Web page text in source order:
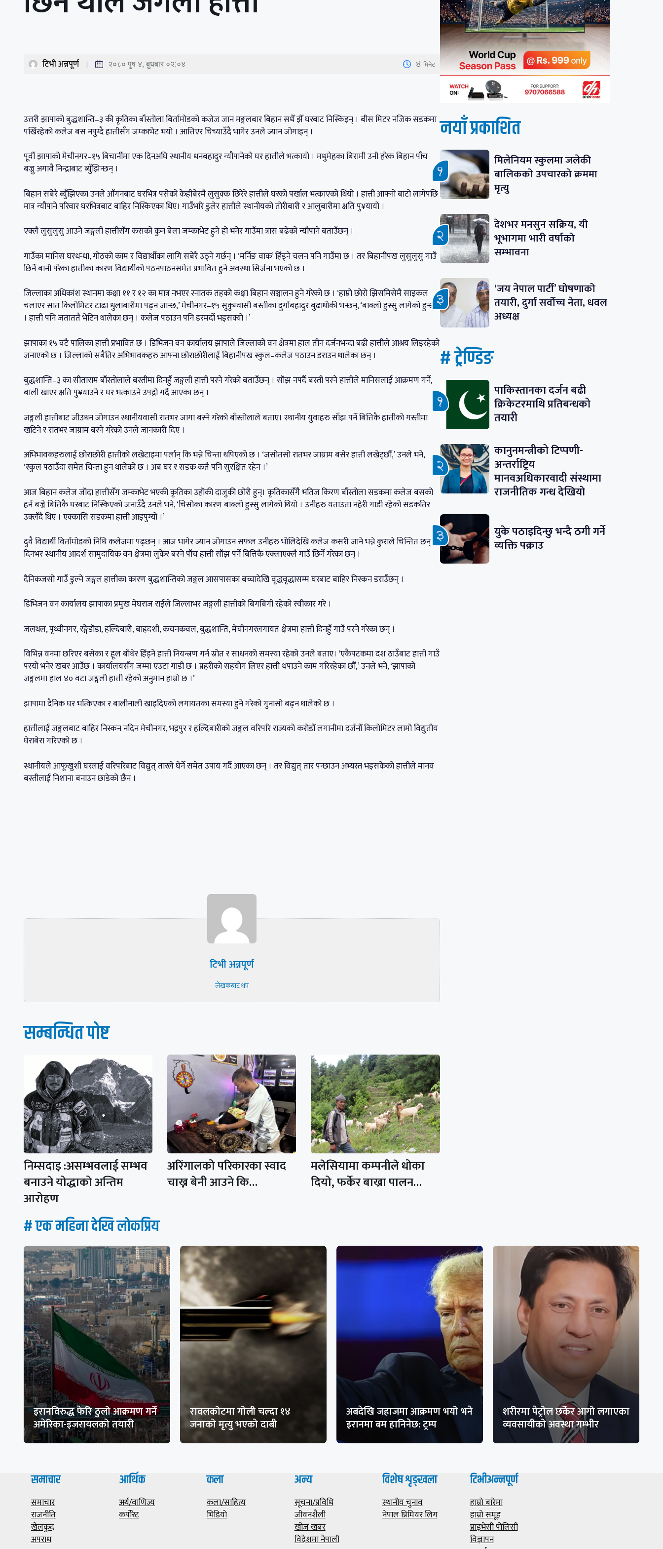
टिभी अन्नपूर्ण २०८० पुष ४, बुधबार ०२:०४ 4 मिनेट
उत्तरी झापाको बुद्धशान्ति–३ की कृतिका बाँस्तोला बिर्तामोडको कजेज जान मङ्गलबार बिहान सधैँ झैँ घरबाट निस्किइन् । बीस मिटर नजिक सडकमा
पर्खिरहेको कलेज बस नपुग्दै हात्तीसँग जम्काभेट भयो । आत्तिएर चिच्याउँदै भागेर उनले ज्यान जोगाइन् ।
पूर्वी झापाको मेचीनगर–१५ बिचार्नीमा एक दिनअघि स्थानीय धनबहादुर न्यौपानेको घर हात्तीले भत्कायो । मधुमेहका बिरामी उनी हरेक बिहान पाँच
बज्नु अगावै निन्द्राबाट ब्युँझिन्छन् ।
बिहान सबेरै ब्युँझिएका उनले आँगनबाट घरभित्र पसेको केहीबेरमै लुसुक्क छिरेरे हात्तीले घरको पर्खाल भत्काएको थियो । हात्ती आफ्नो बाटो लागेपछि
मात्र न्यौपाने परिवार घरभित्रबाट बाहिर निस्किएका थिए। गाउँभरि डुलेर हात्तीले स्थानीयको तोरीबारी र आलुबारीमा क्षति पु¥यायो ।
एक्लै लुसुलुसु आउने जङ्गली हात्तीसँग कसको कुन बेला जम्काभेट हुने हो भनेर गाउँमा त्रास बढेको न्यौपाने बताउँछन् ।
गाउँका मानिस घरधन्धा, गोठको काम र विद्यार्थीका लागि सबेरै उठ्ने गर्छन् । ‘मर्निङ वाक’ हिँड्ने चलन पनि गाउँमा छ । तर बिहानीपख लुसुलुसु गाउँ
छिर्ने बानी परेका हात्तीका कारण विद्यार्थीको पठनपाठनसमेत प्रभावित हुने अवस्था सिर्जना भएको छ ।
जिल्लाका अधिकांश स्थानमा कक्षा ११ र १२ का मात्र नभएर स्नातक तहको कक्षा बिहान सञ्चालन हुने गरेको छ । ‘हाम्रो छोरो झिसमिसेमै साइकल
चलाएर सात किलोमिटर टाढा धुलाबारीमा पढ्न जान्छ,’ मेचीनगर–१५ सुकुम्वासी बस्तीका दुर्गाबहादुर बुढाथोकी भन्छन्, ‘बाक्लो हुस्सु लागेको हुन्छ
। हात्ती पनि जताततै भेटिन थालेका छन् । कलेज पठाउन पनि डरमर्दो भइसक्यो ।’
झापाका १५ वटै पालिका हात्ती प्रभावित छ । डिभिजन वन कार्यालय झापाले जिल्लाको वन क्षेत्रमा हाल तीन दर्जनभन्दा बढी हात्तीले आश्रय लिइरहेको
जनाएको छ । जिल्लाको सबैतिर अभिभावकहरु आफ्ना छोराछोरीलाई बिहानीपख स्कुल–कलेज पठाउन डराउन थालेका छन् ।
बुद्धशान्ति–३ का सीताराम बाँस्तोलाले बस्तीमा दिनहुँ जङ्गली हात्ती पस्ने गरेको बताउँछन् । साँझ नपर्दै बस्ती पस्ने हात्तीले मानिसलाई आक्रमण गर्ने,
बाली खाएर क्षति पु¥याउने र घर भत्काउने उपद्रो गर्दै आएका छन् ।
जङ्गली हात्तीबाट जीउधन जोगाउन स्थानीयवासी रातभर जागा बस्ने गरेको बाँस्तोलाले बताए। स्थानीय युवाहरु साँझ पर्ने बित्तिकै हात्तीको गस्तीमा
खटिने र रातभर जाग्राम बस्ने गरेको उनले जानकारी दिए ।
अभिभावकहरुलाई छोराछोरी हात्तीको लखेटाइमा पर्लान् कि भन्ने चिन्ता थपिएको छ । ‘जसोतसो रातभर जाग्राम बसेर हात्ती लखेट्छौँ,’ उनले भने,
‘स्कुल पठाउँदा समेत चिन्ता हुन थालेको छ । अब घर र सडक कतै पनि सुरक्षित रहेन ।’
आज बिहान कलेज जाँदा हात्तीसँग जम्काभेट भएकी कृतिका उहाँकी दाजुकी छोरी हुन्। कृतिकासँगै भतिज किरण बाँस्तोला सडकमा कलेज बसको
हर्न बज्ने बित्तिकै घरबाट निस्किएको जनाउँदै उनले भने, ‘चिसोका कारण बाक्लो हुस्सु लागेको थियो । उनीहरु यताउता नहेरी गाडी रहेको सडकतिर
उक्लँदै थिए । एक्कासि सडकमा हात्ती आइपुग्यो ।’
दुवै विद्यार्थी विर्तामोडको निधि कलेजमा पढ्छन् । आज भागेर ज्यान जोगाउन सफल उनीहरु भोलिदेखि कलेज कसरी जाने भन्ने कुराले चिन्तित छन् ।
दिनभर स्थानीय आदर्श सामुदायिक वन क्षेत्रमा लुकेर बस्ने पाँच हात्ती साँझ पर्ने बित्तिकै एक्लाएक्लै गाउँ छिर्ने गरेका छन् ।
दैनिकजसो गाउँ डुल्ने जङ्गल हात्तीका कारण बुद्धशान्तिको जङ्गल आसपासका बच्चादेखि वृद्धवृद्धासम्म घरबाट बाहिर निस्कन डराउँछन् ।
डिभिजन वन कार्यालय झापाका प्रमुख मेघराज राईले जिल्लाभर जङ्गली हात्तीको बिगबिगी रहेको स्वीकार गरे ।
जलथल, पृथ्वीनगर, रङ्गेडाँडा, हल्दिबारी, बाह्रदशी, कचनकवल, बुद्धशान्ति, मेचीनगरलगायत क्षेत्रमा हात्ती दिनहुँ गाउँ पस्ने गरेका छन् ।
विभिन्न वनमा छरिएर बसेका र हूल बाँधेर हिँड्ने हात्ती नियन्त्रण गर्न स्रोत र साधनको समस्या रहेको उनले बताए। ‘एकैपटकमा दश ठाउँबाट हात्ती गाउँ
पस्यो भनेर खबर आउँछ । कार्यालयसँग जम्मा एउटा गाडी छ । प्रहरीको सहयोग लिएर हात्ती धपाउने काम गरिरहेका छौँ,’ उनले भने, ‘झापाको
जङ्गलमा हाल ४० वटा जङ्गली हात्ती रहेको अनुमान हाम्रो छ ।’
झापामा दैनिक घर भत्किएका र बालीनाली खाइदिएको लगायतका समस्या हुने गरेको गुनासो बढ्न थालेको छ ।
हात्तीलाई जङ्गलबाट बाहिर निस्कन नदिन मेचीनगर, भद्रपुर र हल्दिबारीको जङ्गल वरिपरि राज्यको करोडौँ लगानीमा दर्जनौँ किलोमिटर लामो विद्युतीय
घेराबेरा गरिएको छ ।
स्थानीयले आफूखुशी घरलाई वरिपरिबाट विद्युत् तारले घेर्ने समेत उपाय गर्दै आएका छन् । तर विद्युत् तार पन्छाउन अभ्यस्त भइसकेको हात्तीले मानव
बस्तीलाई निशाना बनाउन छाडेको छैन ।
टिभी अन्नपूर्ण
लेखकबाट थप
सम्बन्धित पाेष्ट
निम्सदाइ :असम्भवलाई सम्भव
बनाउने योद्धाको अन्तिम
आरोहण
अरिंगालको परिकारका स्वाद
चाख्न बेनी आउने कि…
मलेसियामा कम्पनीले धोका
दियो, फर्केर बाख्रा पालन…
नयाँ प्रकाशित
मिलेनियम स्कुलमा जलेकी
बालिकको उपचारको क्रममा
मृत्यु
देशभर मनसुन सक्रिय, यी
भूभागमा भारी वर्षाको
सम्भावना
‘जय नेपाल पार्टी’ घोषणाको
तयारी, दुर्गा सर्वोच्च नेता, धवल
अध्यक्ष
# ट्रेण्डिङ
पाकिस्तानका दर्जन बढी
क्रिकेटरमाथि प्रतिबन्धको
तयारी
कानुनमन्त्रीको टिप्पणी-
अन्तर्राष्ट्रिय
मानवअधिकारवादी संस्थामा
राजनीतिक गन्ध देखियाे
युके पठाइदिन्छु भन्दै ठगी गर्ने
व्यक्ति पक्राउ
# एक महिना देखि लाेकप्रिय
इरानविरुद्ध फेरि ठुलो आक्रमण गर्ने
अमेरिका-इजरायलको तयारी
रावलकोटमा गोली चल्दा १४
जनाको मृत्यु भएको दाबी
अबदेखि जहाजमा आक्रमण भयो भने
इरानमा बम हानिनेछ: ट्रम्प
शरीरमा पेट्रोल छर्केर आगो लगाएका
व्यवसायीको अवस्था गम्भीर
समाचार
समाचार
राजनीति
खेलकुद
अपराध
आर्थिक
अर्थ/वाणिज्य
कर्पोरेट
कला
कला/साहित्य
भिडियाे
अन्य
सूचना/प्रविधि
जीवनशैली
खोज खबर
विदेशमा नेपाली
विशेष शृङ्खला
स्थानीय चुनाव
नेपाल प्रिमियर लिग
टिभीअन्नपूर्ण
हाम्राे बारेमा
हाम्राे समूह
प्राइभेसी पाेलिसी
विज्ञापन